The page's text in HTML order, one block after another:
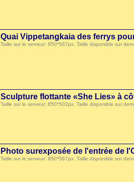
Quai Vippetangkaia des ferrys
Taille sur le serveur: 850*567px. Taille disponible sur
Sculpture flottante «She Lies» à
Taille sur le serveur: 850*502px. Taille disponible sur
Photo surexposée de l'entrée de
Taille sur le serveur: 850*567px. Taille disponible sur